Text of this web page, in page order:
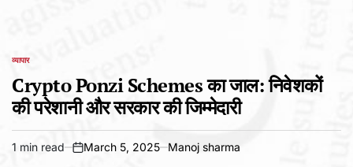
POSTED
व्यापार
Crypto Ponzi Schemes का जाल: निवेशकों
की परेशानी और सरकार की जिम्मेदारी
Estimated
1 min read
on
March 5, 2025 Manoj sharma